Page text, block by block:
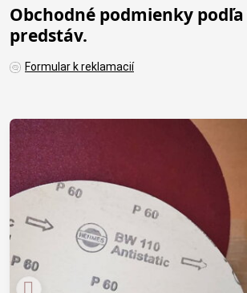
Obchodné podmienky
predstáv.
Formular k reklamacií